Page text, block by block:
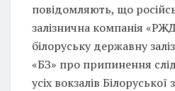
повідомляють, що
залізнична компанія
білоруську державну
«БЗ» про припинення
усіх вокзалів Білоруської